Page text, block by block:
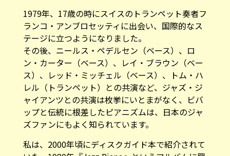
1979年、17歳の時にスイスのトランペット奏者フ
ランコ・アンブロセッティに出会い、国際的なス
テージに立つようになりました。
その後、ニールス・ペデルセン（ベース）、ロ
ン・カーター（ベース）、レイ・ブラウン（ベー
ス）、レッド・ミッチェル（ベース）、トム・ハ
レル（トランペット）との共演など、ジャズ・ジ
ャイアンツとの共演は枚挙にいとまがなく、ビバ
ップと伝統に根差したピアニズムは、日本のジャ
ズファンにもよく知られています。
私は、2000年頃にディスクガイド本で紹介されて